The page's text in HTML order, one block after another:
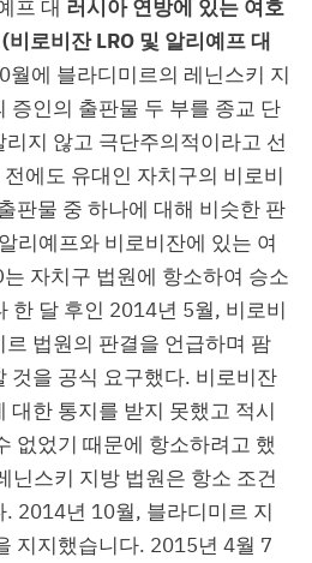
프 대 러시아 연방에 있는 여호
비로비잔 LRO 및 알리예프 대
월에 블라디미르의 레닌스키 지
증인의 출판물 두 부를 종교 단
지 않고 극단주의적이라고 선
에도 유대인 자치구의 비로비
판물 중 하나에 대해 비슷한 판
리예프와 비로비잔에 있는 여
자치구 법원에 항소하여 승소
한 달 후인 2014년 5월, 비로비
법원의 판결을 언급하며 팜
것을 공식 요구했다. 비로비잔
대한 통지를 받지 못했고 적시
없었기 때문에 항소하려고 했
닌스키 지방 법원은 항소 조건
. 2014년 10월, 블라디미르 지
지지했습니다. 2015년 4월 7